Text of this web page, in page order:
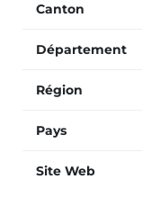
Canton
Département
Région
Pays
Site Web